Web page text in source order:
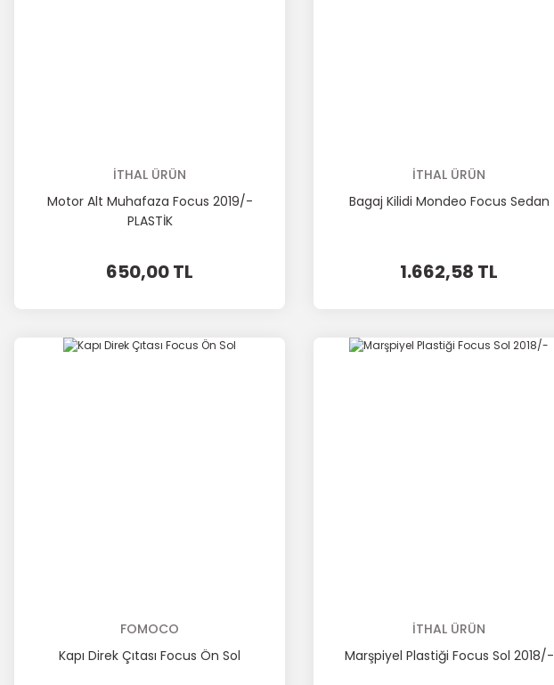
İTHAL ÜRÜN
Motor Alt Muhafaza Focus 2019/-
PLASTİK
650,00 TL
İTHAL ÜRÜN
Bagaj Kilidi Mondeo Focus Sedan
1.662,58 TL
FOMOCO
Kapı Direk Çıtası Focus Ön Sol
İTHAL ÜRÜN
Marşpiyel Plastiği Focus Sol 2018/-